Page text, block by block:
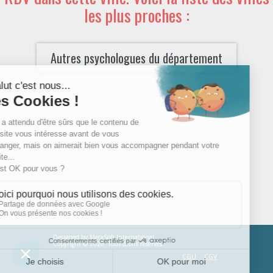
les plus proches :
Autres psychologues du département
Designed by MecaSoft International
Copyright © 2026. Tous droits réservés
CGU
CGV